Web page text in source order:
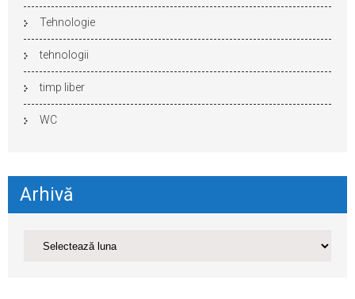
Tehnologie
tehnologii
timp liber
WC
Arhivă